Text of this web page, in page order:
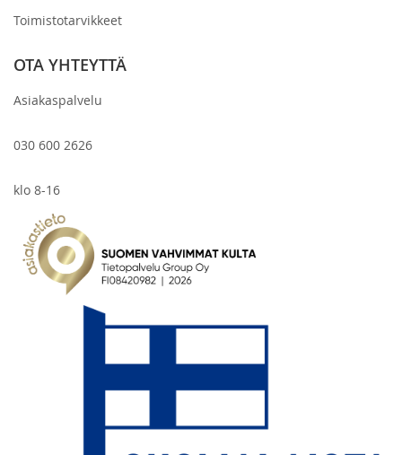
Toimistotarvikkeet
OTA YHTEYTTÄ
Asiakaspalvelu
030 600 2626
klo 8-16